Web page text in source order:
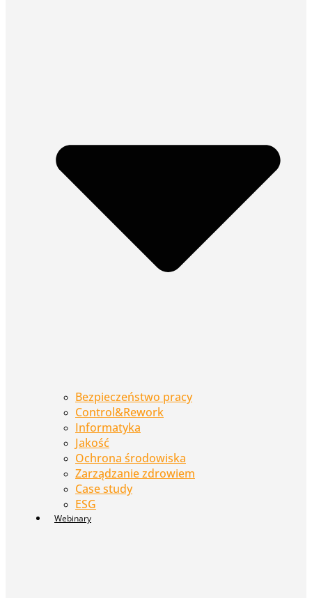
Bezpieczeństwo pracy
Control&Rework
Informatyka
Jakość
Ochrona środowiska
Zarządzanie zdrowiem
Case study
ESG
Webinary